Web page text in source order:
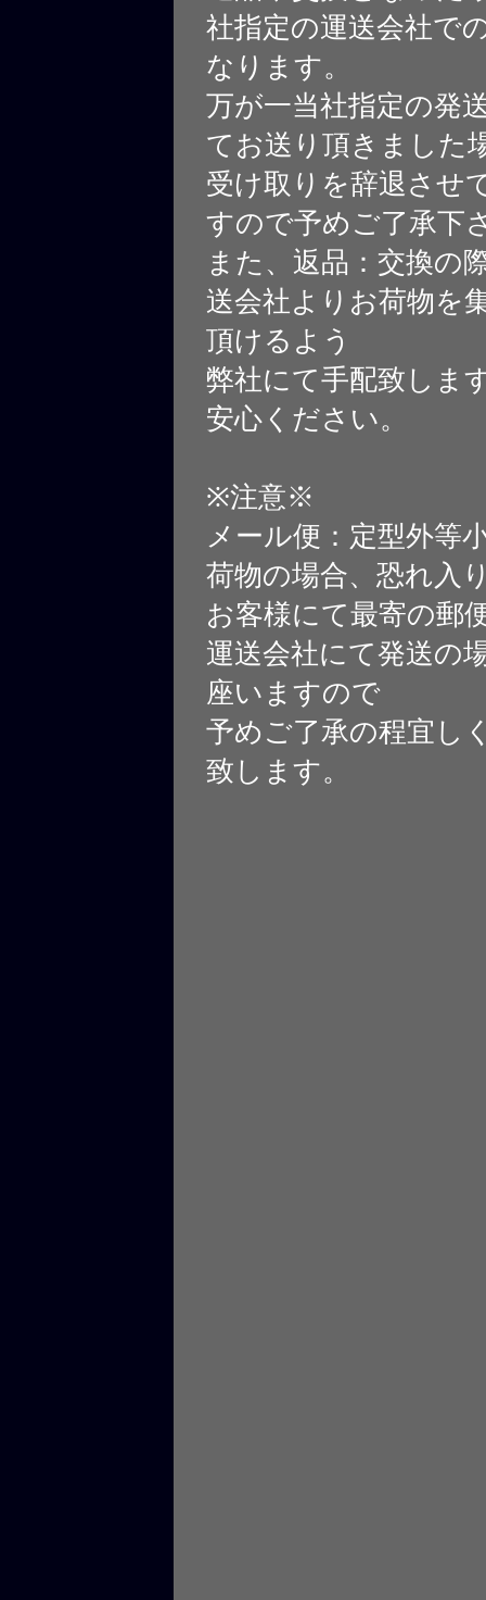
社指定の運送会社で
なります。
万が一当社指定の発
てお送り頂きました
受け取りを辞退させ
すので予めご了承下
また、返品：交換の
送会社よりお荷物を
頂けるよう
弊社にて手配致しま
安心ください。
※注意※
メール便：定型外等
荷物の場合、恐れ入
お客様にて最寄の郵
運送会社にて発送の
座いますので
予めご了承の程宜し
致します。